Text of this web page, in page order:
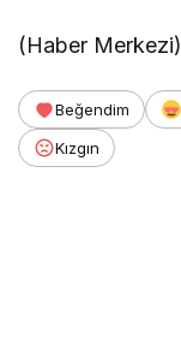
(Haber Merkezi)
Beğendim
Kızgın